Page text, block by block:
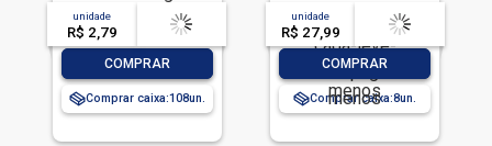
unidade
R$ 2,79
acima de
-- --,--un.
COMPRAR
Comprar caixa:108
unidade
R$ 27,99
acima de
-- --,--un.
COMPRAR
Comprar caixa:8